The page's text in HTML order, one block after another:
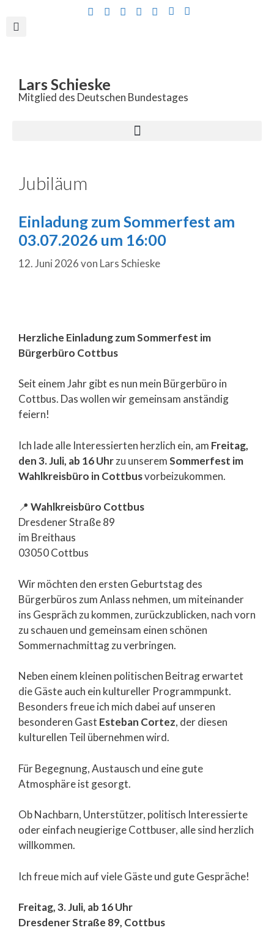
Lars Schieske
Mitglied des Deutschen Bundestages
Jubiläum
Einladung zum Sommerfest am
03.07.2026 um 16:00
12. Juni 2026von Lars Schieske
Herzliche Einladung zum Sommerfest im
Bürgerbüro Cottbus
Seit einem Jahr gibt es nun mein Bürgerbüro in
Cottbus. Das wollen wir gemeinsam anständig
feiern!
Ich lade alle Interessierten herzlich ein, am Freitag,
den 3. Juli, ab 16 Uhrzu unseremSommerfest im
Wahlkreisbüro in Cottbusvorbeizukommen.
📍 Wahlkreisbüro Cottbus
Dresdener Straße 89
im Breithaus
03050 Cottbus
Wir möchten den ersten Geburtstag des
Bürgerbüros zum Anlass nehmen, um miteinander
ins Gespräch zu kommen, zurückzublicken, nach vorn
zu schauen und gemeinsam einen schönen
Sommernachmittag zu verbringen.
Neben einem kleinen politischen Beitrag erwartet
die Gäste auch ein kultureller Programmpunkt.
Besonders freue ich mich dabei auf unseren
besonderen Gast Esteban Cortez, der diesen
kulturellen Teil übernehmen wird.
Für Begegnung, Austausch und eine gute
Atmosphäre ist gesorgt.
Ob Nachbarn, Unterstützer, politisch Interessierte
oder einfach neugierige Cottbuser, alle sind herzlich
willkommen.
Ich freue mich auf viele Gäste und gute Gespräche!
Freitag, 3. Juli, ab 16 Uhr
Dresdener Straße 89, Cottbus